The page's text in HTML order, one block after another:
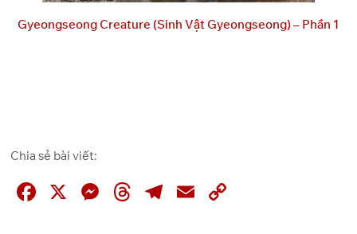
Gyeongseong Creature (Sinh Vật Gyeongseong) – Phần 1
Chia sẻ bài viết:
F
X
M T
T
E